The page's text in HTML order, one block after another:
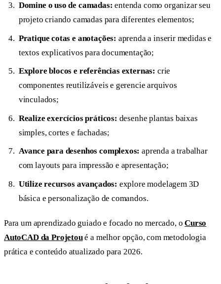
Domine o uso de camadas: entenda como organizar seu
projeto criando camadas para diferentes elementos;
Pratique cotas e anotações: aprenda a inserir medidas e
textos explicativos para documentação;
Explore blocos e referências externas: crie
componentes reutilizáveis e gerencie arquivos
vinculados;
Realize exercícios práticos: desenhe plantas baixas
simples, cortes e fachadas;
Avance para desenhos complexos: aprenda a trabalhar
com layouts para impressão e apresentação;
Utilize recursos avançados: explore modelagem 3D
básica e personalização de comandos.
Para um aprendizado guiado e focado no mercado, oCurso
AutoCAD da Projetoué a melhor opção, com metodologia
prática e conteúdo atualizado para 2026.